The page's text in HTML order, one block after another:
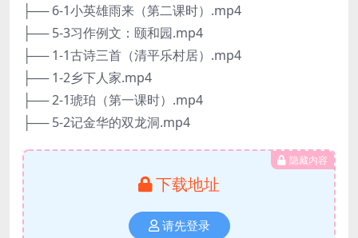
├── 6-1小英雄雨来（第二课时）.mp4
├── 5-3习作例文：颐和园.mp4
├── 1-1古诗三首（清平乐村居）.mp4
├── 1-2乡下人家.mp4
├── 2-1琥珀（第一课时）.mp4
├── 5-2记金华的双龙洞.mp4
隐藏内容
下载地址
请先登录